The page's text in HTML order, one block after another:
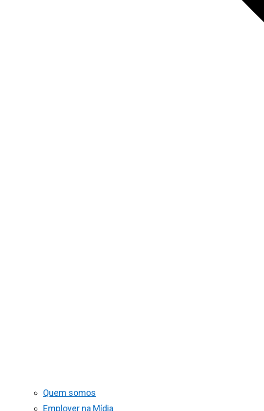
Quem somos
Employer na Mídia